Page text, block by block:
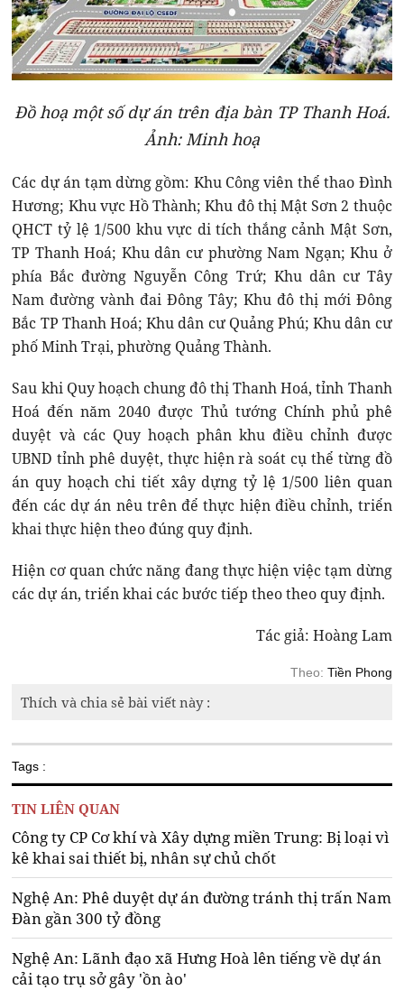
Đồ hoạ một số dự án trên địa bàn TP Thanh Hoá.
Ảnh: Minh hoạ
Các dự án tạm dừng gồm: Khu Công viên thể thao Đình
Hương; Khu vực Hồ Thành; Khu đô thị Mật Sơn 2 thuộc
QHCT tỷ lệ 1/500 khu vực di tích thắng cảnh Mật Sơn,
TP Thanh Hoá; Khu dân cư phường Nam Ngạn; Khu ở
phía Bắc đường Nguyễn Công Trứ; Khu dân cư Tây
Nam đường vành đai Đông Tây; Khu đô thị mới Đông
Bắc TP Thanh Hoá; Khu dân cư Quảng Phú; Khu dân cư
phố Minh Trại, phường Quảng Thành.
Sau khi Quy hoạch chung đô thị Thanh Hoá, tỉnh Thanh
Hoá đến năm 2040 được Thủ tướng Chính phủ phê
duyệt và các Quy hoạch phân khu điều chỉnh được
UBND tỉnh phê duyệt, thực hiện rà soát cụ thể từng đồ
án quy hoạch chi tiết xây dựng tỷ lệ 1/500 liên quan
đến các dự án nêu trên để thực hiện điều chỉnh, triển
khai thực hiện theo đúng quy định.
Hiện cơ quan chức năng đang thực hiện việc tạm dừng
các dự án, triển khai các bước tiếp theo theo quy định.
Tác giả: Hoàng Lam
Theo: Tiền Phong
Thích và chia sẻ bài viết này :
Tags :
TIN LIÊN QUAN
Công ty CP Cơ khí và Xây dựng miền Trung: Bị loại vì
kê khai sai thiết bị, nhân sự chủ chốt
Nghệ An: Phê duyệt dự án đường tránh thị trấn Nam
Đàn gần 300 tỷ đồng
Nghệ An: Lãnh đạo xã Hưng Hoà lên tiếng về dự án
cải tạo trụ sở gây 'ồn ào'